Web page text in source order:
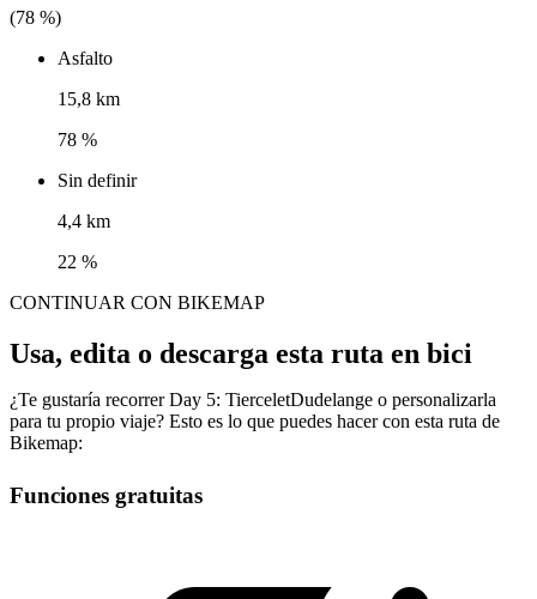
(78 %)
Asfalto
15,8 km
78 %
Sin definir
4,4 km
22 %
CONTINUAR CON BIKEMAP
Usa, edita o descarga esta ruta en bici
¿Te gustaría recorrer Day 5: TierceletDudelange o personalizarla
para tu propio viaje? Esto es lo que puedes hacer con esta ruta de
Bikemap:
Funciones gratuitas